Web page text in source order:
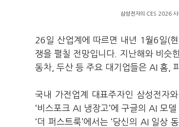
삼성전자의 CES 2026 사
26일 산업계에 따르면 내년 1월6일(
쟁을 펼칠 전망입니다. 지난해와 비슷
동차, 두산 등 주요 대기업들은 AI 홈,
국내 가전업계 대표주자인 삼성전자
‘비스포크 AI 냉장고’에 구글의 AI 모
‘더 퍼스트룩’에서는 ‘당신의 AI 일상